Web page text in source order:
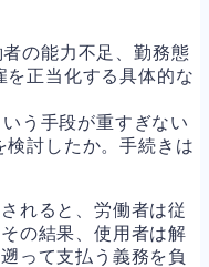
者の能力不足、勤務態
を正当化する具体的な
う手段が重すぎない
検討したか。手続きは
れると、労働者は従
の結果、使用者は解
って支払う義務を負